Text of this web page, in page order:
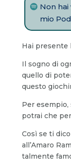
Non
mio
Hai presente
Il sogno di
quello di
questo
Per
potrai che
Così se ti
all’Amaro
talmente